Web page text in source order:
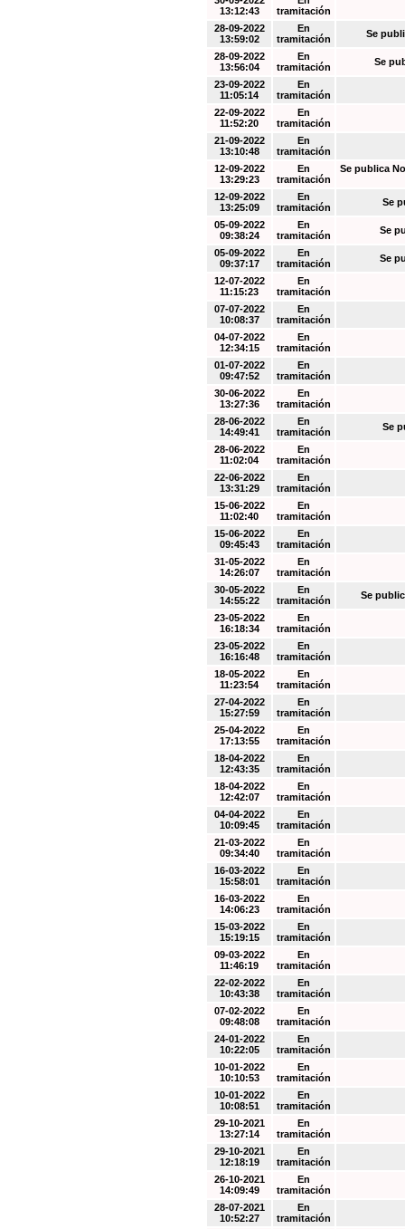
13:12:43
tramitación
28-09-2022
13:59:02
En
tramitación
Se
28-09-2022
13:56:04
En
tramitación
Se
23-09-2022
11:05:14
En
tramitación
22-09-2022
11:52:20
En
tramitación
21-09-2022
13:10:48
En
tramitación
12-09-2022
13:29:23
En
tramitación
Se publica
12-09-2022
13:25:09
En
tramitación
Se
05-09-2022
09:38:24
En
tramitación
Se
05-09-2022
09:37:17
En
tramitación
Se
12-07-2022
11:15:23
En
tramitación
07-07-2022
10:08:37
En
tramitación
04-07-2022
12:34:15
En
tramitación
01-07-2022
09:47:52
En
tramitación
30-06-2022
13:27:36
En
tramitación
28-06-2022
14:49:41
En
tramitación
Se
28-06-2022
11:02:04
En
tramitación
22-06-2022
13:31:29
En
tramitación
15-06-2022
11:02:40
En
tramitación
15-06-2022
09:45:43
En
tramitación
31-05-2022
14:26:07
En
tramitación
30-05-2022
14:55:22
En
tramitación
Se
23-05-2022
16:18:34
En
tramitación
23-05-2022
16:16:48
En
tramitación
18-05-2022
11:23:54
En
tramitación
27-04-2022
15:27:59
En
tramitación
25-04-2022
17:13:55
En
tramitación
18-04-2022
12:43:35
En
tramitación
18-04-2022
12:42:07
En
tramitación
04-04-2022
10:09:45
En
tramitación
21-03-2022
09:34:40
En
tramitación
16-03-2022
15:58:01
En
tramitación
16-03-2022
14:06:23
En
tramitación
15-03-2022
15:19:15
En
tramitación
09-03-2022
11:46:19
En
tramitación
22-02-2022
10:43:38
En
tramitación
07-02-2022
09:48:08
En
tramitación
24-01-2022
10:22:05
En
tramitación
10-01-2022
10:10:53
En
tramitación
10-01-2022
10:08:51
En
tramitación
29-10-2021
13:27:14
En
tramitación
29-10-2021
12:18:19
En
tramitación
26-10-2021
14:09:49
En
tramitación
28-07-2021
10:52:27
En
tramitación